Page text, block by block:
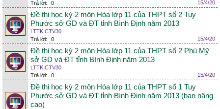
Trả lời:
0 15/4/20
Đề thi học kỳ 2 môn Hóa lớp 11 của THPT số 2 Tuy
Phước sở GD và ĐT tỉnh Bình Định năm 2013
LTTK CTV30
Trả lời:
0 15/4/20
Đề thi học kỳ 2 môn Hóa lớp 11 của THPT số 2 Phù Mỹ
sở GD và ĐT tỉnh Bình Định năm 2013
LTTK CTV30
Trả lời:
0 15/4/20
Đề thi học kỳ 2 môn Hóa lớp 11 của THPT số 1 Tuy
Phước sở GD và ĐT tỉnh Bình Định năm 2013 (ban nâng
cao)